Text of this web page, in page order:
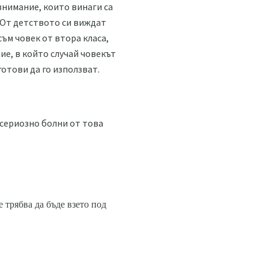
които винаги са
детството си виждат
човек от втора класа,
в който случай човекът
да го използват.
болни от това
да бъде взето под